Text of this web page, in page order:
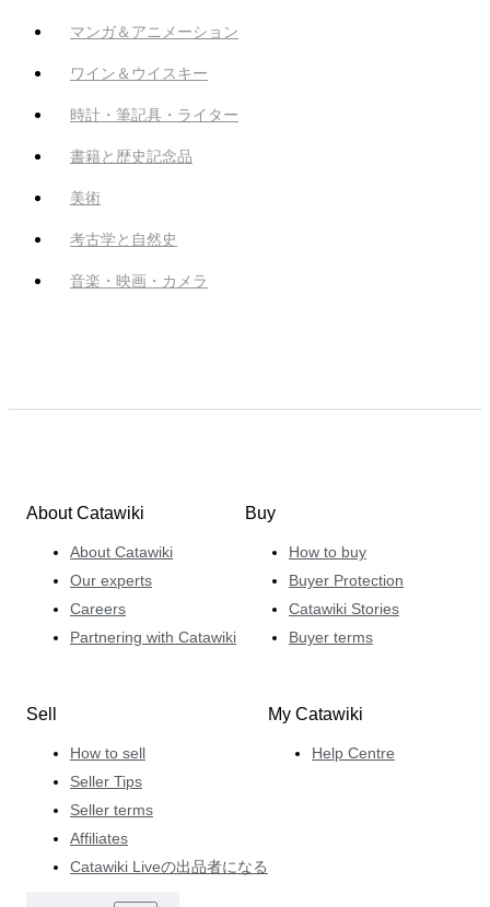
マンガ＆アニメーション
ワイン＆ウイスキー
時計・筆記具・ライター
書籍と歴史記念品
美術
考古学と自然史
音楽・映画・カメラ
About Catawiki
About Catawiki
Our experts
Careers
Partnering with Catawiki
Buy
How to buy
Buyer Protection
Catawiki Stories
Buyer terms
Sell
How to sell
Seller Tips
Seller terms
Affiliates
Catawiki Liveの出品者になる
My Catawiki
Help Centre